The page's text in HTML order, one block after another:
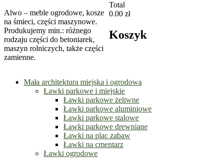
Alwo – meble ogrodowe, kosze
na śmieci, części maszynowe.
Produkujemy min.: różnego
rodzaju części do betoniarek,
maszyn rolniczych, także części
zamienne.
Total
0.00 zł
Koszyk
Mała architektura miejska i ogrodowa
Ławki parkowe i miejskie
Ławki parkowe żeliwne
Ławki parkowe aluminiowe
Ławki parkowe stalowe
Ławki parkowe drewniane
Ławki na plac zabaw
Ławki na cmentarz
Ławki ogrodowe